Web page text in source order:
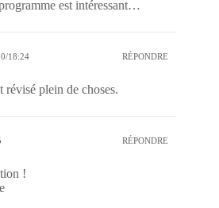
est intéressant…
18:24 RÉPONDRE
révisé plein de choses.
RÉPONDRE
!